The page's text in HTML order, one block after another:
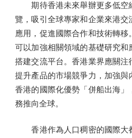
期待香港未來舉辦更多低空
覽，吸引全球專家和企業來港交
應用，促進國際合作和技術轉
可以加強相關領域的基礎研究和
搭建交流平台。香港業界應關注
提升產品的市場競爭力，加強與
香港的國際化優勢「併船出海」
務推向全球。
香港作為人口稠密的國際大